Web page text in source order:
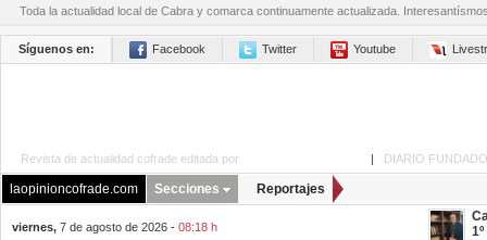
Toda la actualidad local de Cabra y comarca continuamente actualizada.
Síguenos en: Facebook Twitter Youtube
Revista de actualidad cofrade editada por | DIARIO
laopinioncofrade.com Secciones Reportajes
viernes, 7 de agosto de 2026 - 08:18 h